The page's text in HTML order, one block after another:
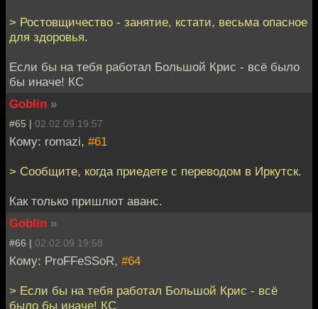
> Ростовщичество - занятие, кстати, весьма опасное
для здоровья.
Если бы на тебя работал Большой Крис - всё было
бы иначе! КС
Goblin »
#65 | 02.02.09 19:57
Кому: romazi, #61
> Сообщите, когда приедете с переводом в Иркутск.
Как только пришлют аванс.
Goblin »
#66 | 02.02.09 19:58
Кому: ProFFeSSoR, #64
> Если бы на тебя работал Большой Крис - всё
было бы иначе! КС